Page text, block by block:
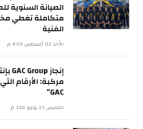
الصيانة السنوية
متكاملة تغطي
الفنية
الأحد 02 أغسطس 4:09 م
مركبة: الأرقام
GAC”
الخميس 23 يوليو 3:10 م